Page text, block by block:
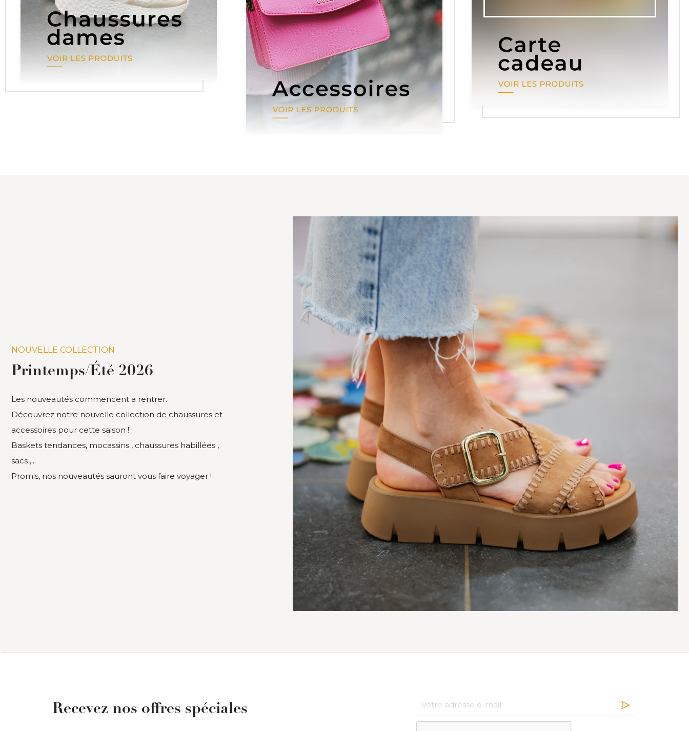
NOUVELLE COLLECTION
Printemps/Été 2026
Les nouveautés commencent a rentrer.
Découvrez notre nouvelle collection de chaussures et
accessoires pour cette saison !
Baskets tendances, mocassins , chaussures habillées ,
sacs ,...
Promis, nos nouveautés sauront vous faire voyager !
Recevez nos offres spéciales